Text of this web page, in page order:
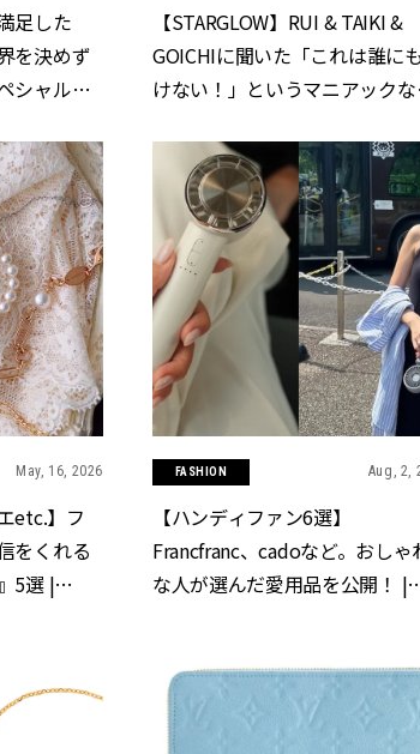
足した
を決めず
シャルド
【STARGLOW】RUI & TAIKI &
GOICHIに聞いた「これは誰に
けない！」というマニアックな
May, 16, 2026
etc.】フ
をくれる
5選 |
FASHION Aug, 2,
【ハンディファン6選】
Francfranc、cadoなど。おしゃ
な人が選んだ愛用品を公開！ |